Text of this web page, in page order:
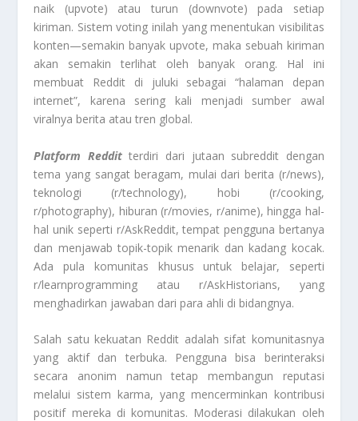
naik (upvote) atau turun (downvote) pada setiap
kiriman. Sistem voting inilah yang menentukan visibilitas
konten—semakin banyak upvote, maka sebuah kiriman
akan semakin terlihat oleh banyak orang. Hal ini
membuat Reddit di juluki sebagai “halaman depan
internet”, karena sering kali menjadi sumber awal
viralnya berita atau tren global.
Platform Redditterdiri dari jutaan subreddit dengan
tema yang sangat beragam, mulai dari berita (r/news),
teknologi (r/technology), hobi (r/cooking,
r/photography), hiburan (r/movies, r/anime), hingga hal-
hal unik seperti r/AskReddit, tempat pengguna bertanya
dan menjawab topik-topik menarik dan kadang kocak.
Ada pula komunitas khusus untuk belajar, seperti
r/learnprogramming atau r/AskHistorians, yang
menghadirkan jawaban dari para ahli di bidangnya.
Salah satu kekuatan Reddit adalah sifat komunitasnya
yang aktif dan terbuka. Pengguna bisa berinteraksi
secara anonim namun tetap membangun reputasi
melalui sistem karma, yang mencerminkan kontribusi
positif mereka di komunitas. Moderasi dilakukan oleh